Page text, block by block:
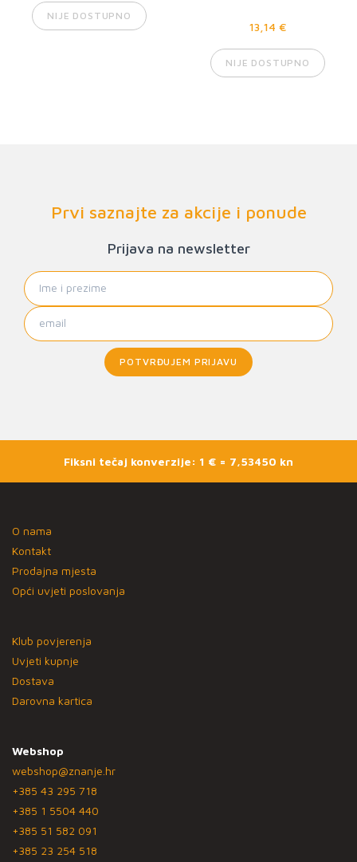
NIJE DOSTUPNO
13,14 €
NIJE DOSTUPNO
Prvi saznajte za akcije i ponude
Prijava na newsletter
POTVRĐUJEM PRIJAVU
Fiksni tečaj konverzije: 1 € = 7,53450 kn
O nama
Kontakt
Prodajna mjesta
Opći uvjeti poslovanja
Klub povjerenja
Uvjeti kupnje
Dostava
Darovna kartica
Webshop
webshop@znanje.hr
+385 43 295 718
+385 1 5504 440
+385 51 582 091
+385 23 254 518